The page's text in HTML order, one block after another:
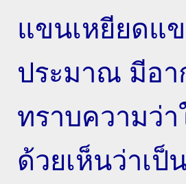
แขนเหยียดแ
ประมาณ มีอา
ทราบความว่
ด้วยเห็นว่าเ